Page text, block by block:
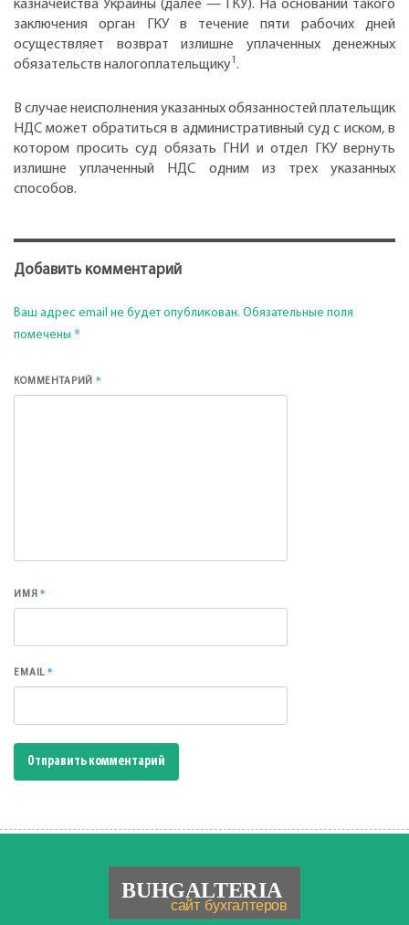
казначейства Украины (далее — ГКУ). На основании такого
заключения орган ГКУ в течение пяти рабочих дней
осуществляет возврат излишне уплаченных денежных
обязательств налогоплательщику1 .
В случае неисполнения указанных обязанностей плательщик
НДС может обратиться в административный суд с иском, в
котором просить суд обязать ГНИ и отдел ГКУ вернуть
излишне уплаченный НДС одним из трех указанных
способов.
Добавить комментарий
Ваш адрес email не будет опубликован. Обязательные поля
помечены *
КОММЕНТАРИЙ*
ИМЯ*
EMAIL*